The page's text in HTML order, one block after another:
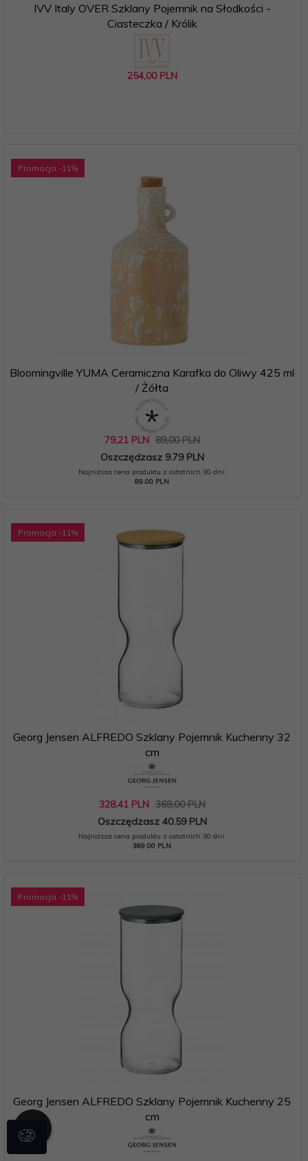
IVV Italy OVER Szklany Pojemnik na Słodkości -
Ciasteczka / Królik
254,00 PLN
Promocja -11 %
Bloomingville YUMA Ceramiczna Karafka do Oliwy 425 ml
/ Żółta
79,21 PLN 89,00 PLN
Oszczędzasz 9.79 PLN
Najniższa cena produktu z ostatnich 30 dni:
89.00 PLN
Promocja -11 %
Georg Jensen ALFREDO Szklany Pojemnik Kuchenny 32
cm
328,41 PLN 369,00 PLN
Oszczędzasz 40.59 PLN
Najniższa cena produktu z ostatnich 30 dni:
369.00 PLN
Promocja -11 %
Georg Jensen ALFREDO Szklany Pojemnik Kuchenny 25
cm